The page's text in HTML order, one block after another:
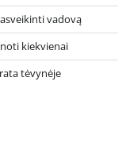
vadovą
kiekvienai
tėvynėje